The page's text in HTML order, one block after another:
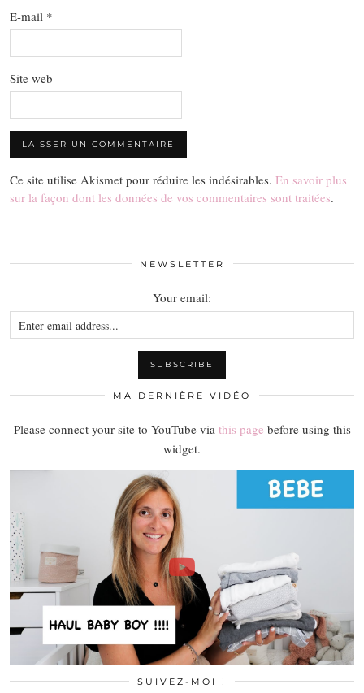
E-mail *
Site web
Ce site utilise Akismet pour réduire les indésirables. En savoir plus
sur la façon dont les données de vos commentaires sont traitées.
NEWSLETTER
Your email:
MA DERNIÈRE VIDÉO
Please connect your site to YouTube via this page before using this
widget.
SUIVEZ-MOI !